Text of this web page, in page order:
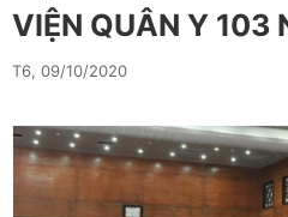
VIỆN QUÂN Y 103
T6, 09/10/2020